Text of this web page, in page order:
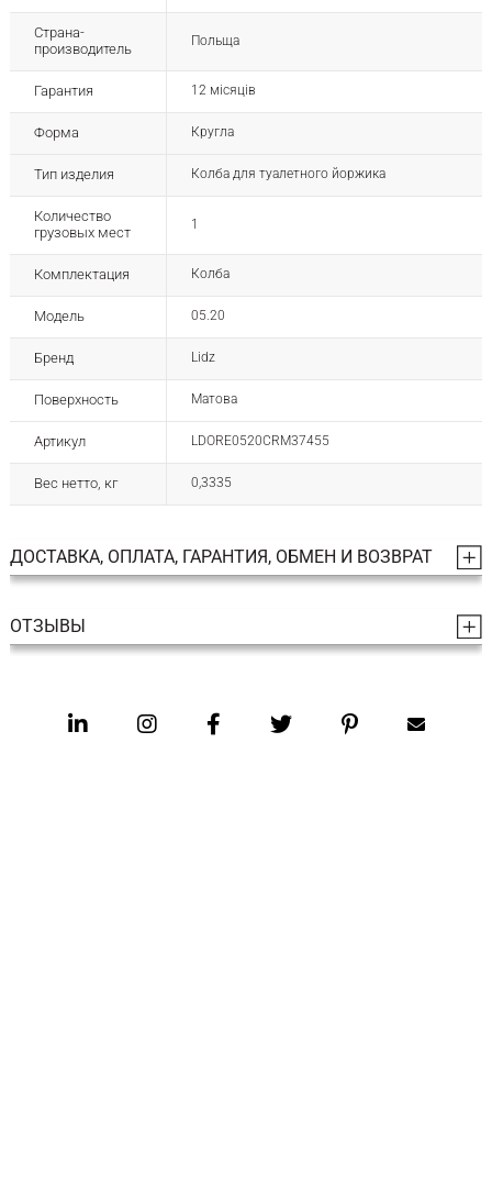
Страна-
производитель
Польща
Гарантия 12 місяців
Форма Кругла
Тип изделия Колба для туалетного йоржика
Количество
грузовых мест
1
Комплектация Колба
Модель 05.20
Бренд Lidz
Поверхность Матова
Артикул LDORE0520CRM37455
Вес нетто, кг 0,3335
ДОСТАВКА, ОПЛАТА, ГАРАНТИЯ, ОБМЕН И ВОЗВРАТ
ОТЗЫВЫ